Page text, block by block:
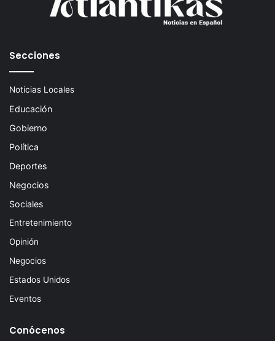
Secciones
Noticias Locales
Educación
Gobierno
Política
Deportes
Negocios
Sociales
Entretenimiento
Opinión
Negocios
Estados Unidos
Eventos
Conócenos